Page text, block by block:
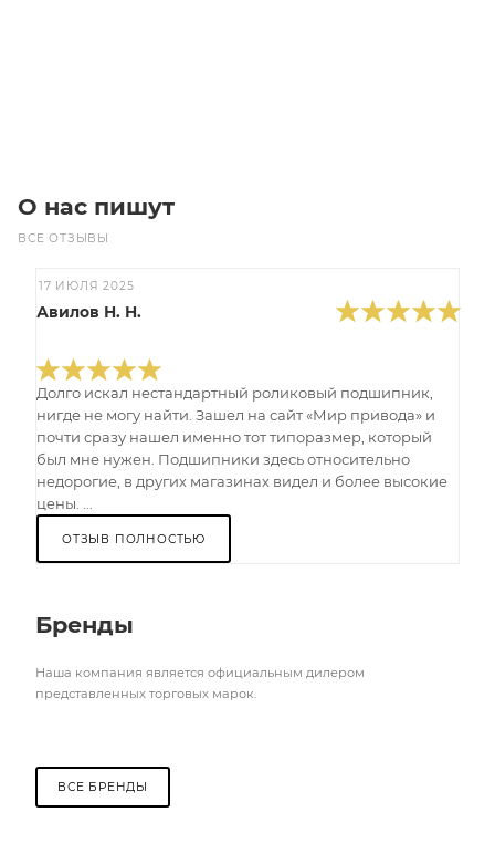
О нас пишут
ВСЕ ОТЗЫВЫ
17 ИЮЛЯ 2025
Авилов Н. Н.
Долго искал нестандартный роликовый подшипник,
нигде не могу найти. Зашел на сайт «Мир привода» и
почти сразу нашел именно тот типоразмер, который
был мне нужен. Подшипники здесь относительно
недорогие, в других магазинах видел и более высокие
цены. ...
ОТЗЫВ ПОЛНОСТЬЮ
Бренды
Наша компания является официальным дилером
представленных торговых марок.
ВСЕ БРЕНДЫ